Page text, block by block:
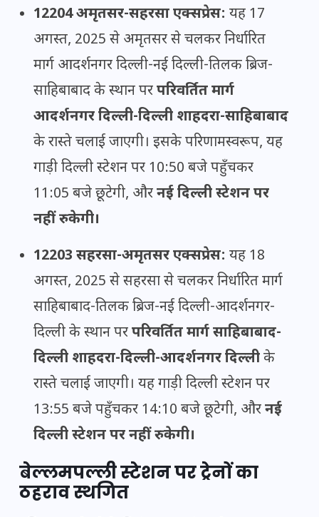
12204 अमृतसर-सहरसा एक्सप्रेस: यह 17
अगस्त, 2025 से अमृतसर से चलकर निर्धारित
मार्ग आदर्शनगर दिल्ली-नई दिल्ली-तिलक ब्रिज-
साहिबाबाद के स्थान परपरिवर्तित मार्ग
आदर्शनगर दिल्ली-दिल्ली शाहदरा-साहिबाबाद
के रास्ते चलाई जाएगी। इसके परिणामस्वरूप, यह
गाड़ी दिल्ली स्टेशन पर 10:50 बजे पहुँचकर
11:05 बजे छूटेगी, औरनई दिल्ली स्टेशन पर
नहीं रुकेगी।
12203 सहरसा-अमृतसर एक्सप्रेस: यह 18
अगस्त, 2025 से सहरसा से चलकर निर्धारित मार्ग
साहिबाबाद-तिलक ब्रिज-नई दिल्ली-आदर्शनगर-
दिल्ली के स्थान परपरिवर्तित मार्ग साहिबाबाद-
दिल्ली शाहदरा-दिल्ली-आदर्शनगर दिल्लीके
रास्ते चलाई जाएगी। यह गाड़ी दिल्ली स्टेशन पर
13:55 बजे पहुँचकर 14:10 बजे छूटेगी, औरनई
दिल्ली स्टेशन पर नहीं रुकेगी।
बेल्लमपल्ली स्टेशन पर ट्रेनों का
ठहराव स्थगित